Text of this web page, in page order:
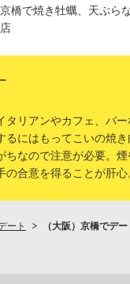
京橋で焼き牡蠣、天ぷら
タリアンやカフェ、バ
るにはもってこいの焼
ちなので注意が必要。
合意を得ることが肝心
ート
（大阪）京橋でデ